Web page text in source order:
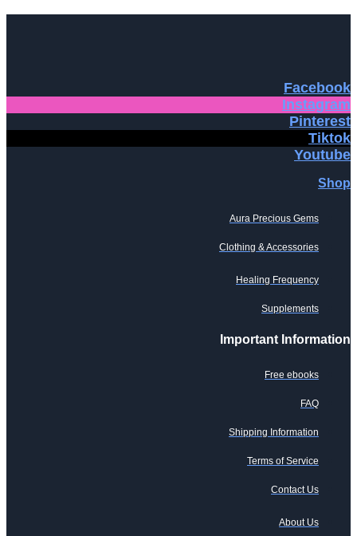
Facebook
Instagram
Pinterest
Tiktok
Youtube
Shop
Aura Precious Gems
Clothing & Accessories
Healing Frequency
Supplements
Important Information
Free ebooks
FAQ
Shipping Information
Terms of Service
Contact Us
About Us